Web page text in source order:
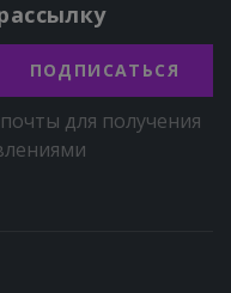
ПОДПИСАТЬСЯ
для получения